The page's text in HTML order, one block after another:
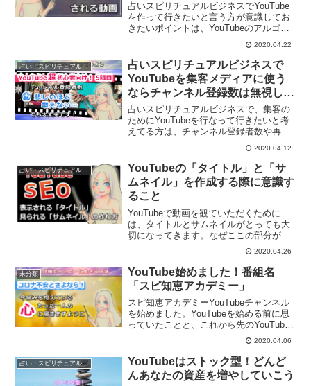
占いスピリチュアルビジネスでYouTube
を作って行きたいと言う方が意識してお
きたいポイントは、YouTubeのアルゴリ
ズムを理解し、YouTubeに評価してもら
えるチャンネルを作っていく事です。評
価していただけるチャンネルを作るポイ
ントを解説します。
2020.04.22
占い・スピリチュアルビジネス
占いスピリチュアルビジネスで
YouTubeを集客メディアに使う
ならチャンネル登録数は無視しよ
う！
占いスピリチュアルビジネスで、集客の
ためにYouTubeを行なって行きたいと考
えてる方は、チャンネル登録者数や再生
回数を意識しすぎるのは危険です。何の
ためのYouTubeなのか？考えてから使っ
てみることについて解説します。
2020.04.12
占い・スピリチュアルビジネス
YouTubeの「タイトル」と「サ
ムネイル」を作成する際に意識す
ること
YouTubeで動画を観ていただくために
は、タイトルとサムネイルがとっても大
切になってきます。なぜここの部分が大
切なのか？今後YouTubeで動画を作成し
て行く上でとっても大切になってくる本
質的な部分を解説していきます。
2020.04.26
未分類
YouTube始めました！番組名
「スピ知恵アカデミー」
スピ知恵アカデミーYouTubeチャンネル
を始めました。YouTubeを始める前に思
っていたことと、これから先のYouTube
配信について、どんなチャンネルにして
いくのか？ご紹介していきます。
2020.04.06
占い・スピリチュアルビジネス
YouTubeはストック型！どんど
んあなたの資産を増やしていこう